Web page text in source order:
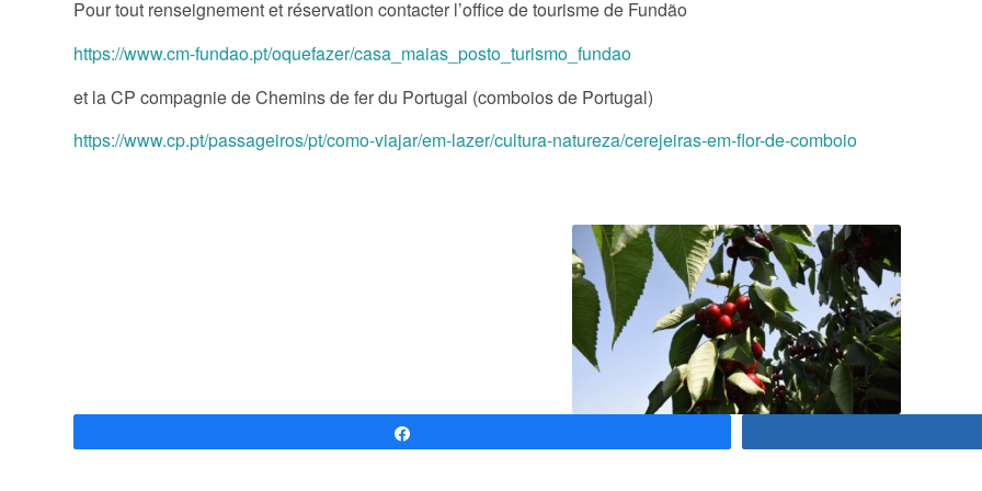
Pour tout renseignement et réservation contacter l’office de tourisme de Fundão
https://www.cm-fundao.pt/oquefazer/casa_maias_posto_turismo_fundao
et la CP compagnie de Chemins de fer du Portugal (comboios de Portugal)
https://www.cp.pt/passageiros/pt/como-viajar/em-lazer/cultura-natureza/cerejeiras-em-flor-de-comboio